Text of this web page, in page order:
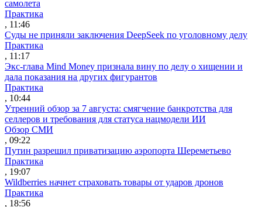
самолета
Практика
, 11:46
Суды не приняли заключения DeepSeek по уголовному делу
Практика
, 11:17
Экс-глава Mind Money признала вину по делу о хищении и
дала показания на других фигурантов
Практика
, 10:44
Утренний обзор за 7 августа: смягчение банкротства для
селлеров и требования для статуса нацмодели ИИ
Обзор СМИ
, 09:22
Путин разрешил приватизацию аэропорта Шереметьево
Практика
, 19:07
Wildberries начнет страховать товары от ударов дронов
Практика
, 18:56